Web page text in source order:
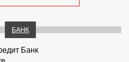
БАНК
Банк